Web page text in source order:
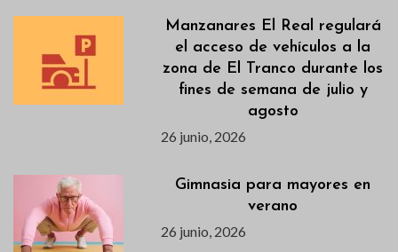
Manzanares El Real regulará
el acceso de vehículos a la
zona de El Tranco durante los
fines de semana de julio y
agosto
26 junio, 2026
Gimnasia para mayores en
verano
26 junio, 2026